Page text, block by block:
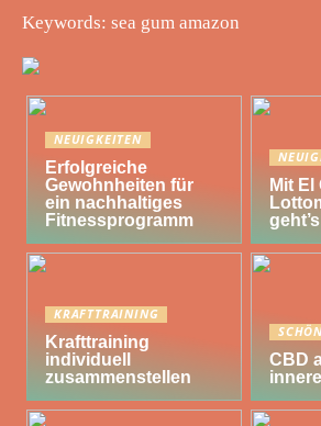
Keywords: sea gum amazon
NEUIGKEITEN
Erfolgreiche
Gewohnheiten für
ein nachhaltiges
Fitnessprogramm
Mit
geht’s
KRAFTTRAINING
Krafttraining
individuell
zusammenstellen
CBD